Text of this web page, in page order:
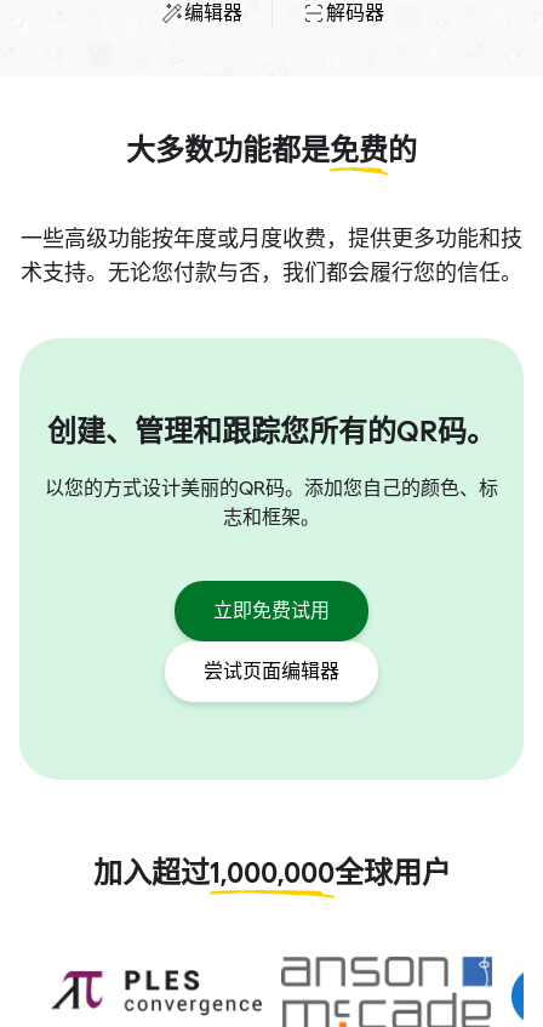
编辑器 解码器
大多数功能都是免费的
一些高级功能按年度或月度收费，提供更多功能和技
术支持。无论您付款与否，我们都会履行您的信任。
创建、管理和跟踪您所有的QR码。
以您的方式设计美丽的QR码。添加您自己的颜色、标
志和框架。
立即免费试用
尝试页面编辑器
加入超过1,000,000全球用户